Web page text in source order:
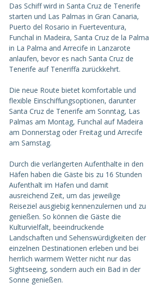
Das Schiff wird in Santa Cruz de Tenerife
starten und Las Palmas in Gran Canaria,
Puerto del Rosario in Fuerteventura,
Funchal in Madeira, Santa Cruz de la Palma
in La Palma and Arrecife in Lanzarote
anlaufen, bevor es nach Santa Cruz de
Tenerife auf Teneriffa zurückkehrt.
Die neue Route bietet komfortable und
flexible Einschiffungsoptionen, darunter
Santa Cruz de Tenerife am Sonntag, Las
Palmas am Montag, Funchal auf Madeira
am Donnerstag oder Freitag und Arrecife
am Samstag.
Durch die verlängerten Aufenthalte in den
Häfen haben die Gäste bis zu 16 Stunden
Aufenthalt im Hafen und damit
ausreichend Zeit, um das jeweilige
Reiseziel ausgiebig kennenzulernen und zu
genießen. So können die Gäste die
Kulturvielfalt, beeindruckende
Landschaften und Sehenswürdigkeiten der
einzelnen Destinationen erleben und bei
herrlich warmem Wetter nicht nur das
Sightseeing, sondern auch ein Bad in der
Sonne genießen.